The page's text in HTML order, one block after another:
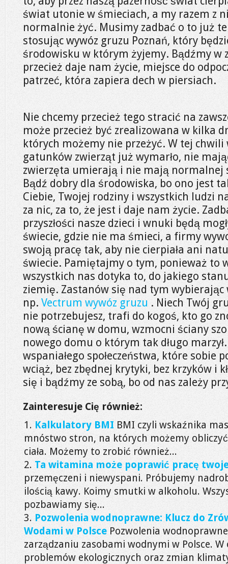
świat utonie w śmieciach, a my razem z
normalnie żyć. Musimy zadbać o to już
stosując wywóz gruzu Poznań, który
środowisku w którym żyjemy. Bądźmy w
przecież daje nam życie, miejsce do
patrzeć, która zapiera dech w piersiach.
Nie chcemy przecież tego stracić na
może przecież być zrealizowana w kilka
których możemy nie przeżyć. W tej chwili
gatunków zwierząt już wymarło, nie
zwierzęta umierają i nie mają normalnej
Bądź dobry dla środowiska, bo ono jest
Ciebie, Twojej rodziny i wszystkich ludzi
za nic, za to, że jest i daje nam życie.
przyszłości nasze dzieci i wnuki będą
świecie, gdzie nie ma śmieci, a firmy
swoją pracę tak, aby nie cierpiała ani
świecie. Pamiętajmy o tym, ponieważ to
wszystkich nas dotyka to, do jakiego
ziemię. Zastanów się nad tym wybierając
np. Vectrum wywóz gruzu . Niech Twój
nie potrzebujesz, trafi do kogoś, kto go
nową ścianę w domu, wzmocni ściany
nowego domu o którym tak długo
wspaniałego społeczeństwa, które sobie
wciąż, bez zbędnej krytyki, bez krzyków i
się i bądźmy ze sobą, bo od nas zależy
Zainteresuje Cię również:
Kalkulatory BMI BMI czyli wskaźnika
mnóstwo stron, na których możemy
ciała. Możemy to zrobić również...
Ta witamina może poprawić pracę
przemęczeni i niewyspani. Próbujemy
ilością kawy. Koimy smutki w alkoholu.
pozbawiamy się...
Pozwolenia wodnoprawne: Klucz do
Wodami w Polsce Pozwolenia
zarządzaniu zasobami wodnymi w Polsce.
problemów ekologicznych oraz zmian